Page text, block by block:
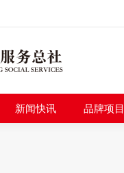
新闻快讯 品牌项目
机构介绍 新闻快讯